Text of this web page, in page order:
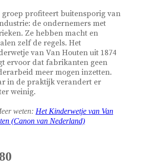
groep profiteert buitensporig van
de ondernemers met
Ze hebben macht en
zelf de regels. Het
van Van Houten uit 1874
ervoor dat fabrikanten geen
meer mogen inzetten.
in de praktijk verandert er
weinig.
weten: Het Kinderwetje van Van
(Canon van Nederland)